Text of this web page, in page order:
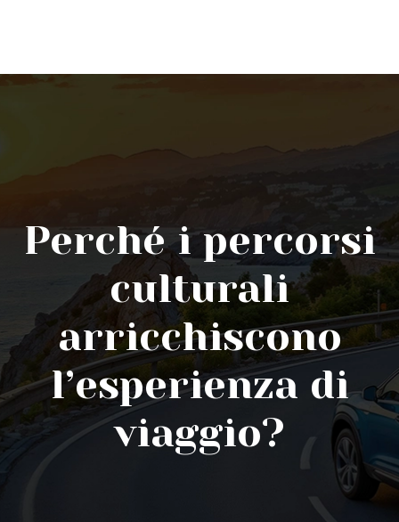
Perché i percorsi
culturali
arricchiscono
l’esperienza di
viaggio?